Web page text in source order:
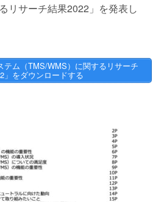
リサーチ結果2022」を発表し
テム（TMS/WMS）に関するリサーチ
」をダウンロードする